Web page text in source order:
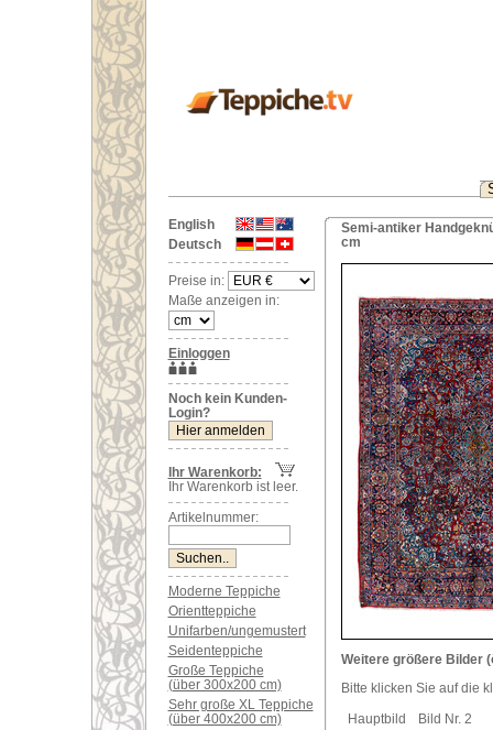
English
Deutsch
Preise in:
Maße anzeigen in:
Einloggen
Noch kein Kunden-
Login?
Ihr Warenkorb:
Ihr Warenkorb ist leer.
Artikelnummer:
Moderne Teppiche
Orientteppiche
Unifarben/ungemustert
Seidenteppiche
Große Teppiche
(über 300x200 cm)
Sehr große XL Teppiche
(über 400x200 cm)
Semi-antiker
cm
Weitere größere Bilder
Bitte klicken Sie auf die
Hauptbild
Bild Nr. 2